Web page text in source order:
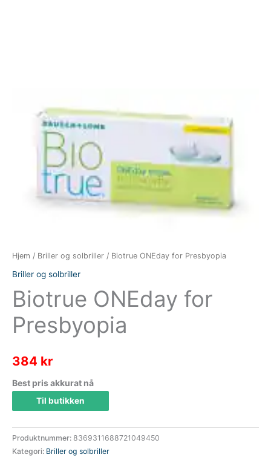
Hjem / Briller og solbriller / Biotrue ONEday for Presbyopia
Briller og solbriller
Biotrue ONEday for
Presbyopia
384 kr
Best pris akkurat nå
Til butikken
Produktnummer: 8369311688721049450
Kategori: Briller og solbriller